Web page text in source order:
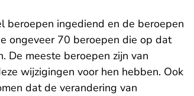
beroepen ingediend en de beroepen
ongeveer 70 beroepen die op dat
De meeste beroepen zijn van
wijzigingen voor hen hebben. Ook
dat de verandering van